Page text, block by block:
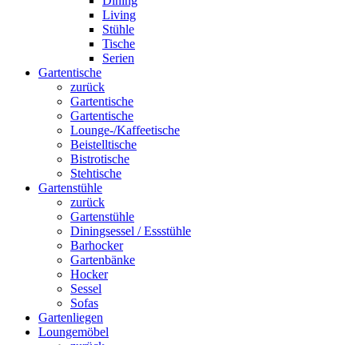
Living
Stühle
Tische
Serien
Gartentische
zurück
Gartentische
Gartentische
Lounge-/Kaffeetische
Beistelltische
Bistrotische
Stehtische
Gartenstühle
zurück
Gartenstühle
Diningsessel / Essstühle
Barhocker
Gartenbänke
Hocker
Sessel
Sofas
Gartenliegen
Loungemöbel